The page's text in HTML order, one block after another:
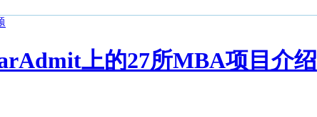
上的27所MBA项目介绍